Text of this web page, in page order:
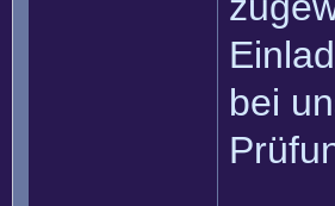
bei